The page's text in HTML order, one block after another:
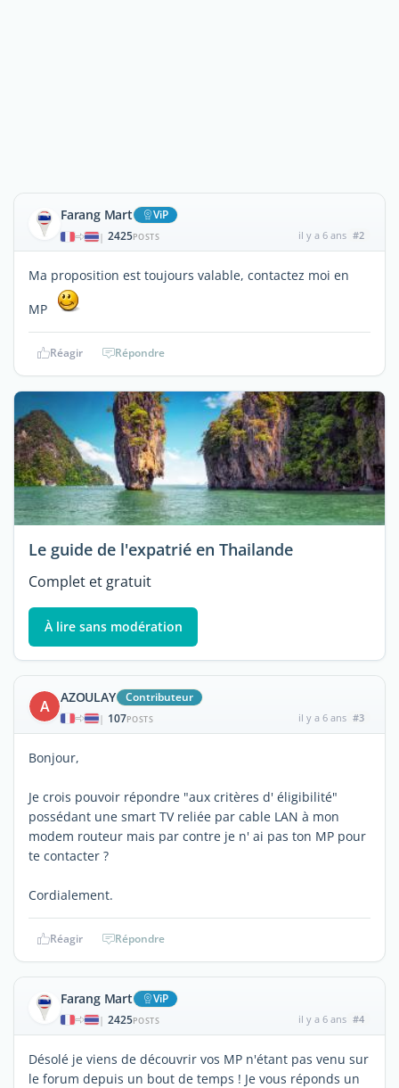
Farang Mart ViP
| 2425POSTS il y a 6 ans #2
Ma proposition est toujours valable, contactez moi en
MP
Réagir Répondre
Le guide de l'expatrié en Thailande
Complet et gratuit
À lire sans modération
A AZOULAY Contributeur
| 107POSTS il y a 6 ans #3
Bonjour,
Je crois pouvoir répondre "aux critères d' éligibilité"
possédant une smart TV reliée par cable LAN à mon
modem routeur mais par contre je n' ai pas ton MP pour
te contacter ?
Cordialement.
Réagir Répondre
Farang Mart ViP
| 2425POSTS il y a 6 ans #4
Désolé je viens de découvrir vos MP n'étant pas venu sur
le forum depuis un bout de temps ! Je vous réponds un